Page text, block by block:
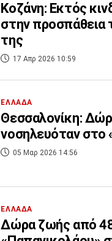
Κοζάνη: Εκτός
στην προσπάθεια
της
17 Απρ 2026 10:59
ΕΛΛΑΔΑ
Θεσσαλονίκη:
νοσηλευόταν στο
05 Μαρ 2026 14:56
ΕΛΛΑΔΑ
Δώρα ζωής από